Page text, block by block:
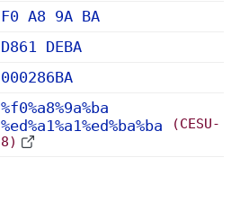
F0 A8 9A BA
D861 DEBA
000286BA
%f0%a8%9a%ba
%ed%a1%a1%ed%ba%ba
(CESU-
8)